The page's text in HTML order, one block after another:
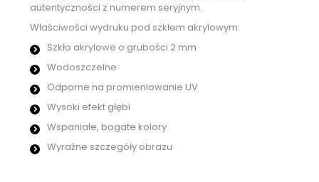
autentyczności z numerem seryjnym.
Właściwości wydruku pod szkłem akrylowym:
Szkło akrylowe o grubości 2 mm
Wodoszczelne
Odporne na promieniowanie UV
Wysoki efekt głębi
Wspaniałe, bogate kolory
Wyraźne szczegóły obrazu